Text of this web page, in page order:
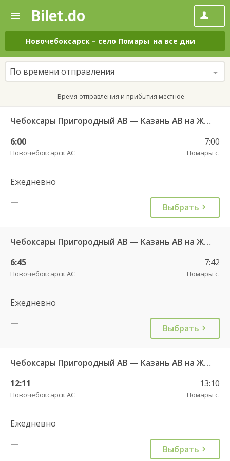
—
Поиск
и
покупка
билетов
на
автобус
онлайн
Bilet.do
Новочебоксарск – село Помары на все дни
По времени отправления
Время отправления и прибытия местное
Чебоксары Пригородный АВ — Казань АВ на ЖДВ "Восстание" 5633
6:00
Новочебоксарск АС
7:00
Помары с.
Ежедневно
—
Выбрать
Чебоксары Пригородный АВ — Казань АВ на ЖДВ "Восстание" 5633
6:45
Новочебоксарск АС
7:42
Помары с.
Ежедневно
—
Выбрать
Чебоксары Пригородный АВ — Казань АВ на ЖДВ "Восстание" 5633
12:11
Новочебоксарск АС
13:10
Помары с.
Ежедневно
—
Выбрать